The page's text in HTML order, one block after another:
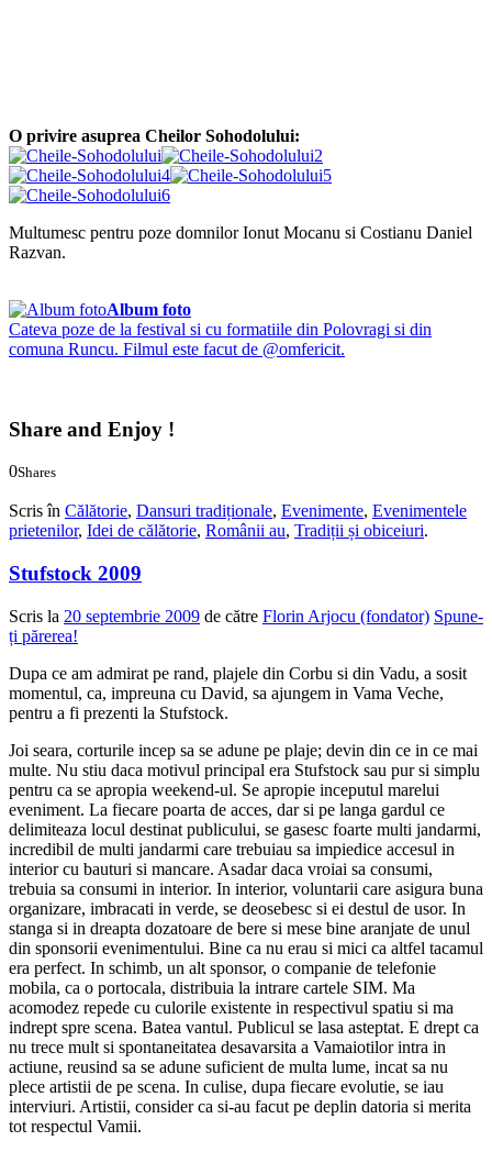
O privire asuprea Cheilor Sohodolului:
Multumesc pentru poze domnilor Ionut Mocanu si Costianu Daniel
Razvan.
Album foto
Cateva poze de la festival si cu formatiile din Polovragi si din
comuna Runcu. Filmul este facut de @omfericit.
Share and Enjoy !
0Shares
Scris în Călătorie, Dansuri tradiționale, Evenimente, Evenimentele
prietenilor, Idei de călătorie, Românii au, Tradiții și obiceiuri.
Stufstock 2009
Scris la 20 septembrie 2009 de către Florin Arjocu (fondator) Spune-
ți părerea!
Dupa ce am admirat pe rand, plajele din Corbu si din Vadu, a sosit
momentul, ca, impreuna cu David, sa ajungem in Vama Veche,
pentru a fi prezenti la Stufstock.
Joi seara, corturile incep sa se adune pe plaje; devin din ce in ce mai
multe. Nu stiu daca motivul principal era Stufstock sau pur si simplu
pentru ca se apropia weekend-ul. Se apropie inceputul marelui
eveniment. La fiecare poarta de acces, dar si pe langa gardul ce
delimiteaza locul destinat publicului, se gasesc foarte multi jandarmi,
incredibil de multi jandarmi care trebuiau sa impiedice accesul in
interior cu bauturi si mancare. Asadar daca vroiai sa consumi,
trebuia sa consumi in interior. In interior, voluntarii care asigura buna
organizare, imbracati in verde, se deosebesc si ei destul de usor. In
stanga si in dreapta dozatoare de bere si mese bine aranjate de unul
din sponsorii evenimentului. Bine ca nu erau si mici ca altfel tacamul
era perfect. In schimb, un alt sponsor, o companie de telefonie
mobila, ca o portocala, distribuia la intrare cartele SIM. Ma
acomodez repede cu culorile existente in respectivul spatiu si ma
indrept spre scena. Batea vantul. Publicul se lasa asteptat. E drept ca
nu trece mult si spontaneitatea desavarsita a Vamaiotilor intra in
actiune, reusind sa se adune suficient de multa lume, incat sa nu
plece artistii de pe scena. In culise, dupa fiecare evolutie, se iau
interviuri. Artistii, consider ca si-au facut pe deplin datoria si merita
tot respectul Vamii.